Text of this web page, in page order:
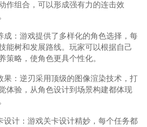
作组合，可以形成强有力的连击效
成：游戏提供了多样化的角色选择，每
能树和发展路线。玩家可以根据自己
策略，使角色更具个性化。
果：逆刃采用顶级的图像渲染技术，打
体验，从角色设计到场景构建都体现
设计：游戏关卡设计精妙，每个任务都